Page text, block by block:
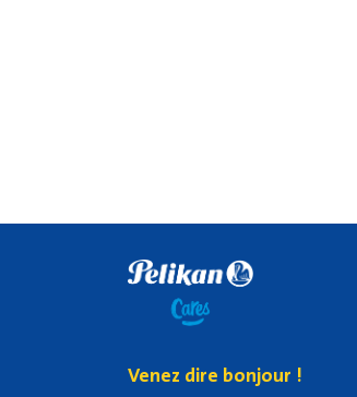
Venez dire bonjour !